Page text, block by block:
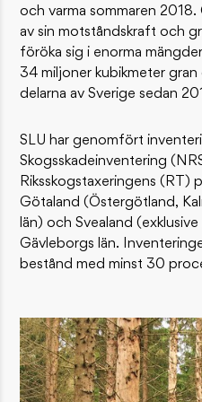
och varma sommaren
av sin motståndskraft och
föröka sig i enorma
34 miljoner kubikmeter
delarna av Sverige sedan
SLU har genomfört
Skogsskadeinventering
Riksskogstaxeringens (RT)
Götaland (Östergötland,
län) och Svealand
Gävleborgs län.
bestånd med minst 30